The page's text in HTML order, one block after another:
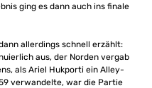
ging es dann auch ins finale
allerdings schnell erzählt:
aus, der Norden vergab
als Ariel Hukporti ein Alley-
verwandelte, war die Partie